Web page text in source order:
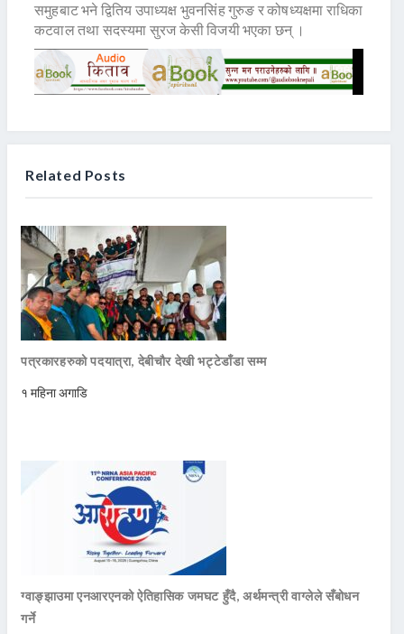
समुहबाट भने द्वितिय उपाध्यक्ष भुवनसिंह गुरुङ र कोषध्यक्षमा राधिका
कटवाल तथा सदस्यमा सुरज केसी विजयी भएका छन् ।
Related Posts
पत्रकारहरुको पदयात्रा, देबीचौर देखी भट्टेडाँडा सम्म
१ महिना अगाडि
ग्वाङ्झाउमा एनआरएनको ऐतिहासिक जमघट हुँदै, अर्थमन्त्री वाग्लेले सँबोधन
गर्ने